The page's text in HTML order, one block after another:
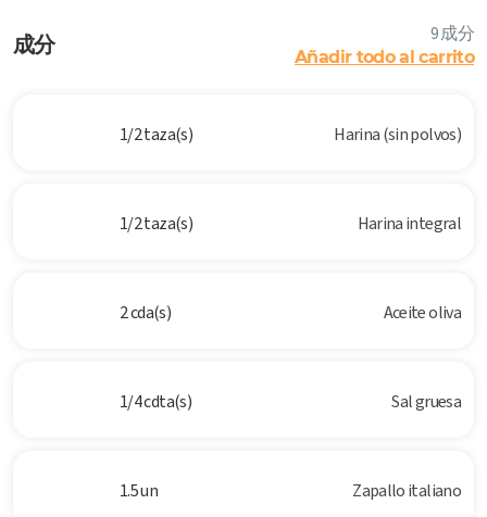
成分 9 成分
Añadir todo al carrito
1/2 taza(s) Harina (sin polvos)
1/2 taza(s) Harina integral
2 cda(s) Aceite oliva
1/4 cdta(s) Sal gruesa
1.5 un Zapallo italiano